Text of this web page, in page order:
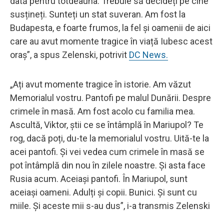
susțineți. Sunteți un stat suveran. Am fost la
Budapesta, e foarte frumos, la fel și oamenii de aici
care au avut momente tragice în viață Iubesc acest
oraș”, a spus Zelenski, potrivit DC News.
„Ați avut momente tragice în istorie. Am văzut
Memorialul vostru. Pantofi pe malul Dunării. Despre
crimele în masă. Am fost acolo cu familia mea.
Ascultă, Viktor, știi ce se întâmplă în Mariupol? Te
rog, dacă poți, du-te la memorialul vostru. Uită-te la
acei pantofi. Și vei vedea cum crimele în masă se
pot întâmplă din nou în zilele noastre. Și asta face
Rusia acum. Aceiași pantofi. În Mariupol, sunt
aceiași oameni. Adulți și copii. Bunici. Și sunt cu
miile. Și aceste mii s-au dus”, i-a transmis Zelenski